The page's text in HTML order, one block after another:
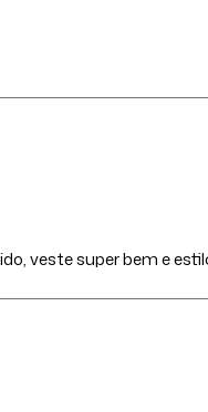
veste super bem e